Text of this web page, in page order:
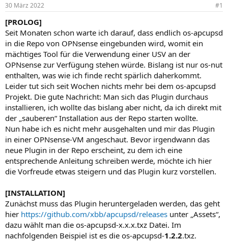
e
r
t
m
30 März 2022 #1
[PROLOG]
Seit Monaten schon warte ich darauf, dass endlich os-apcupsd
in die Repo von OPNsense eingebunden wird, womit ein
mächtiges Tool für die Verwendung einer USV an der
OPNsense zur Verfügung stehen würde. Bislang ist nur os-nut
enthalten, was wie ich finde recht spärlich daherkommt.
Leider tut sich seit Wochen nichts mehr bei dem os-apcupsd
Projekt. Die gute Nachricht: Man sich das Plugin durchaus
installieren, ich wollte das bislang aber nicht, da ich direkt mit
der „sauberen“ Installation aus der Repo starten wollte.
Nun habe ich es nicht mehr ausgehalten und mir das Plugin
in einer OPNsense-VM angeschaut. Bevor irgendwann das
neue Plugin in der Repo erscheint, zu dem ich eine
entsprechende Anleitung schreiben werde, möchte ich hier
die Vorfreude etwas steigern und das Plugin kurz vorstellen.
[INSTALLATION]
Zunächst muss das Plugin heruntergeladen werden, das geht
hier https://github.com/xbb/apcupsd/releases unter „Assets“,
dazu wählt man die os-apcupsd-x.x.x.txz Datei. Im
nachfolgenden Beispiel ist es die os-apcupsd-1.2.2.txz.